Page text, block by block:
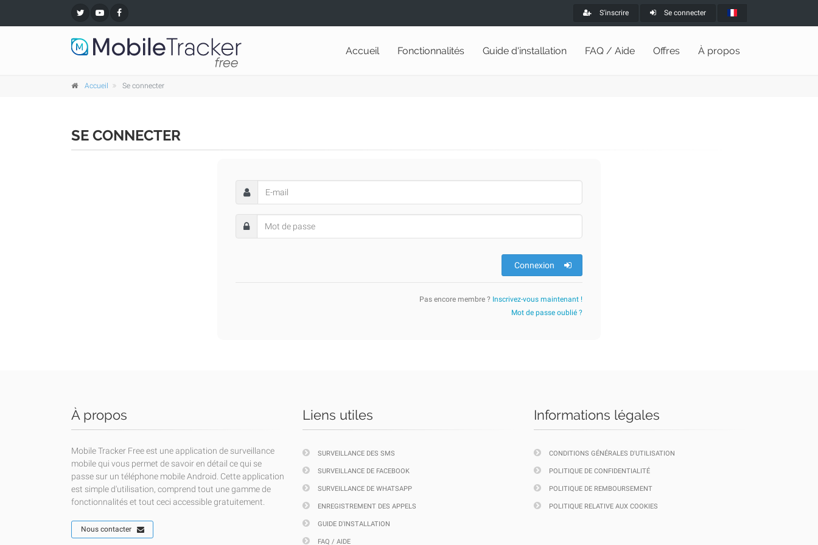
S'inscrire Se connecter
Accueil Fonctionnalités Guide d'installation FAQ / Aide Offres À propos
Accueil Se connecter
SE CONNECTER
Connexion
Pas encore membre ? Inscrivez-vous maintenant !
Mot de passe oublié ?
À propos
Mobile Tracker Free est une application de surveillance
mobile qui vous permet de savoir en détail ce qui se
passe sur un téléphone mobile Android. Cette application
est simple d'utilisation, comprend tout une gamme de
fonctionnalités et tout ceci accessible gratuitement.
Nous contacter
Liens utiles
SURVEILLANCE DES SMS
SURVEILLANCE DE FACEBOOK
SURVEILLANCE DE WHATSAPP
ENREGISTREMENT DES APPELS
GUIDE D'INSTALLATION
FAQ / AIDE
Informations légales
CONDITIONS GÉNÉRALES D'UTILISATION
POLITIQUE DE CONFIDENTIALITÉ
POLITIQUE DE REMBOURSEMENT
POLITIQUE RELATIVE AUX COOKIES